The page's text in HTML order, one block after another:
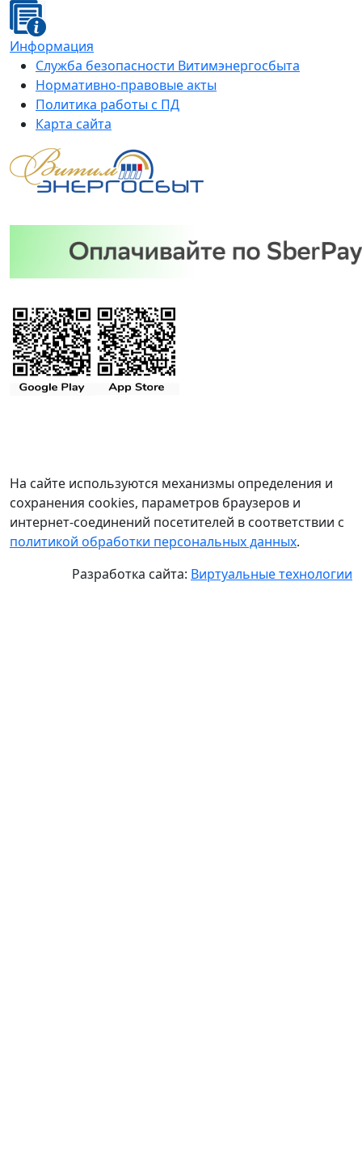
Информация
Служба безопасности Витимэнергосбыта
Нормативно-правовые акты
Политика работы с ПД
Карта сайта
На сайте используются механизмы определения и
сохранения cookies, параметров браузеров и
интернет-соединений посетителей в соответствии с
политикой обработки персональных данных.
Разработка сайта: Виртуальные технологии